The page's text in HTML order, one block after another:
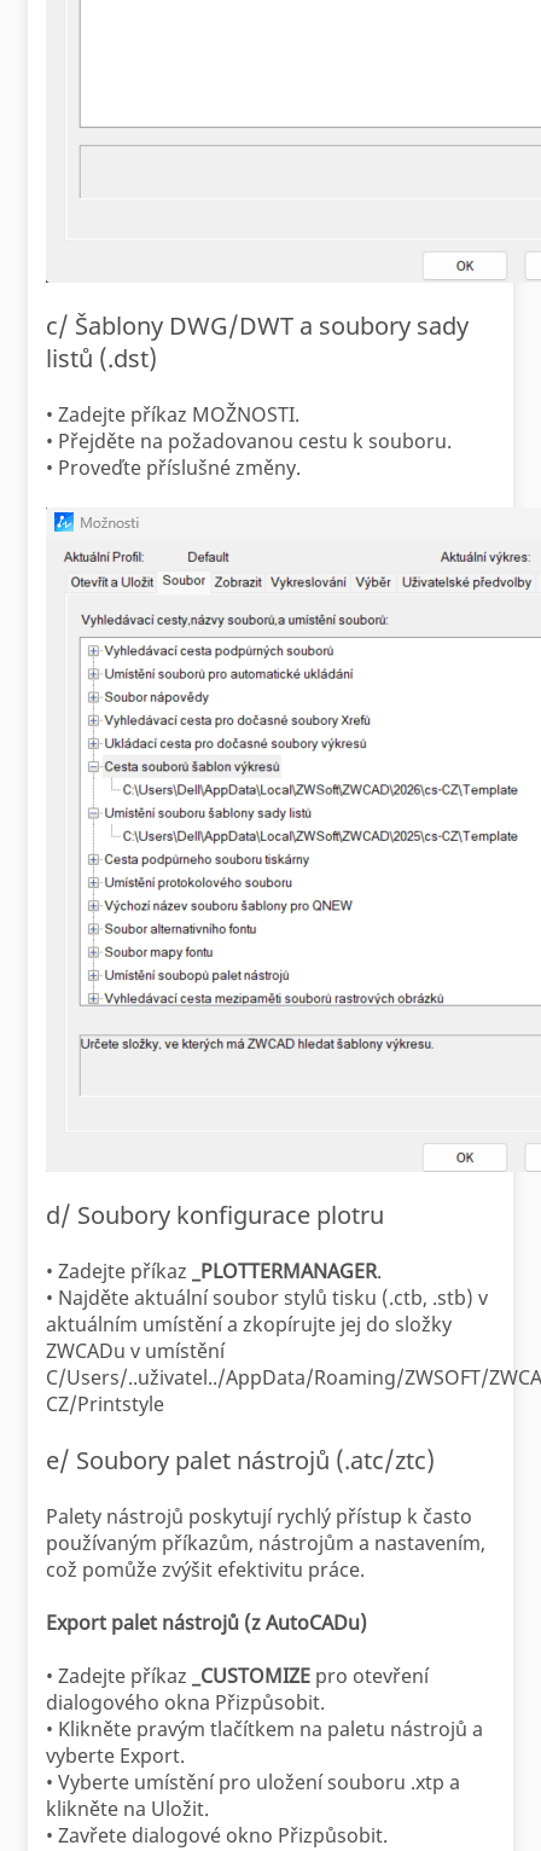
c/ Šablony DWG/DWT a soubory sady
listů (.dst)
• Zadejte příkaz MOŽNOSTI.
• Přejděte na požadovanou cestu k souboru.
• Proveďte příslušné změny.
d/ Soubory konfigurace plotru
• Zadejte příkaz _PLOTTERMANAGER.
• Najděte aktuální soubor stylů tisku (.ctb, .stb) v
aktuálním umístění a zkopírujte jej do složky
ZWCADu v umístění
C/Users/..uživatel../AppData/Roaming/ZWSOFT/
CZ/Printstyle
e/ Soubory palet nástrojů (.atc/ztc)
Palety nástrojů poskytují rychlý přístup k často
používaným příkazům, nástrojům a nastavením,
což pomůže zvýšit efektivitu práce.
Export palet nástrojů (z AutoCADu)
• Zadejte příkaz _CUSTOMIZE pro otevření
dialogového okna Přizpůsobit.
• Klikněte pravým tlačítkem na paletu nástrojů a
vyberte Export.
• Vyberte umístění pro uložení souboru .xtp a
klikněte na Uložit.
• Zavřete dialogové okno Přizpůsobit.